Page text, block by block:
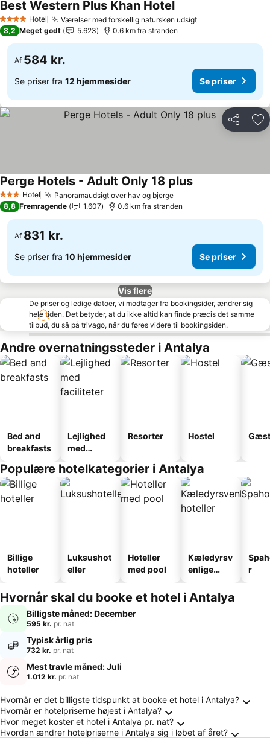
4 StjernerHotel Værelser med forskellig naturskøn udsigt
Best Western Plus Khan Hotel
8,2 Meget godt 5.623 0.6 km fra stranden
Af 584 kr.
Se priser fra 12 hjemmesider Se priser
Del
3 StjernerHotel Panoramaudsigt over hav og bjerge
Perge Hotels - Adult Only 18 plus
8,8 Fremragende 1.607 0.6 km fra stranden
Af 831 kr.
Se priser fra 10 hjemmesider Se priser
Vis flere
De priser og ledige datoer, vi modtager fra bookingsider, ændrer sig
hele tiden. Det betyder, at du ikke altid kan finde præcis det samme
tilbud, du så på trivago, når du føres videre til bookingsiden.
Andre overnatningssteder i Antalya
Bed and
breakfasts
Lejlighed
med
Resorter Hostel
Populære hotelkategorier i Antalya
Billige
hoteller
Luksushot
eller
Hoteller
med pool
Kæledyrsv
enlige
r
Hvornår skal du booke et hotel i Antalya
Billigste måned: December
595 kr. pr. nat
Typisk årlig pris
732 kr. pr. nat
Mest travle måned: Juli
1.012 kr. pr. nat
Ofte stillede spørgsmål om Antalya
Hvornår er det billigste tidspunkt at booke et hotel i Antalya?
Hvornår er hotelpriserne højest i Antalya?
Hvor meget koster et hotel i Antalya pr. nat?
Hvordan ændrer hotelpriserne i Antalya sig i løbet af året?